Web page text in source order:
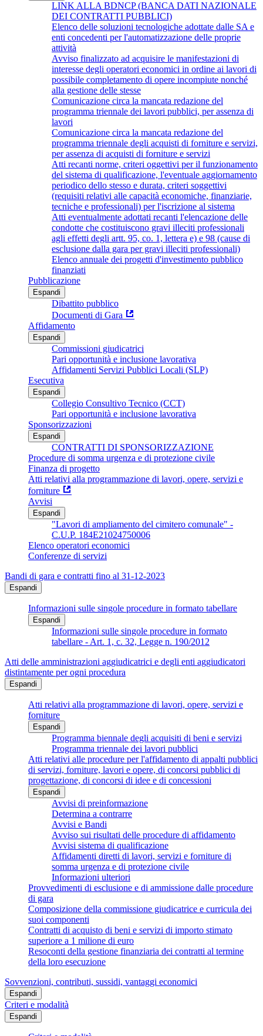
LINK ALLA BDNCP (BANCA DATI NAZIONALE
DEI CONTRATTI PUBBLICI)
Elenco delle soluzioni tecnologiche adottate dalle SA e
enti concedenti per l'automatizzazione delle proprie
attività
Avviso finalizzato ad acquisire le manifestazioni di
interesse degli operatori economici in ordine ai lavori di
possibile completamento di opere incompiute nonché
alla gestione delle stesse
Comunicazione circa la mancata redazione del
programma triennale dei lavori pubblici, per assenza di
lavori
Comunicazione circa la mancata redazione del
programma triennale degli acquisti di forniture e servizi,
per assenza di acquisti di forniture e servizi
Atti recanti norme, criteri oggettivi per il funzionamento
del sistema di qualificazione, l'eventuale aggiornamento
periodico dello stesso e durata, criteri soggettivi
(requisiti relativi alle capacità economiche, finanziarie,
tecniche e professionali) per l'iscrizione al sistema
Atti eventualmente adottati recanti l'elencazione delle
condotte che costituiscono gravi illeciti professionali
agli effetti degli artt. 95, co. 1, lettera e) e 98 (cause di
esclusione dalla gara per gravi illeciti professionali)
Elenco annuale dei progetti d'investimento pubblico
finanziati
Pubblicazione
Espandi
Dibattito pubblico
Documenti di Gara
Affidamento
Espandi
Commissioni giudicatrici
Pari opportunità e inclusione lavorativa
Affidamenti Servizi Pubblici Locali (SLP)
Esecutiva
Espandi
Collegio Consultivo Tecnico (CCT)
Pari opportunità e inclusione lavorativa
Sponsorizzazioni
Espandi
CONTRATTI DI SPONSORIZZAZIONE
Procedure di somma urgenza e di protezione civile
Finanza di progetto
Atti relativi alla programmazione di lavori, opere, servizi e
forniture
Avvisi
Espandi
"Lavori di ampliamento del cimitero comunale" -
C.U.P. 184E21024750006
Elenco operatori economici
Conferenze di servizi
Bandi di gara e contratti fino al 31-12-2023
Espandi
Informazioni sulle singole procedure in formato tabellare
Espandi
Informazioni sulle singole procedure in formato
tabellare - Art. 1, c. 32, Legge n. 190/2012
Atti delle amministrazioni aggiudicatrici e degli enti aggiudicatori
distintamente per ogni procedura
Espandi
Atti relativi alla programmazione di lavori, opere, servizi e
forniture
Espandi
Programma biennale degli acquisiti di beni e servizi
Programma triennale dei lavori pubblici
Atti relativi alle procedure per l'affidamento di appalti pubblici
di servizi, forniture, lavori e opere, di concorsi pubblici di
progettazione, di concorsi di idee e di concessioni
Espandi
Avvisi di preinformazione
Determina a contrarre
Avvisi e Bandi
Avviso sui risultati delle procedure di affidamento
Avvisi sistema di qualificazione
Affidamenti diretti di lavori, servizi e forniture di
somma urgenza e di protezione civile
Informazioni ulteriori
Provvedimenti di esclusione e di ammissione dalle procedure
di gara
Composizione della commissione giudicatrice e curricula dei
suoi componenti
Contratti di acquisto di beni e servizi di importo stimato
superiore a 1 milione di euro
Resoconti della gestione finanziaria dei contratti al termine
della loro esecuzione
Sovvenzioni, contributi, sussidi, vantaggi economici
Espandi
Criteri e modalità
Espandi